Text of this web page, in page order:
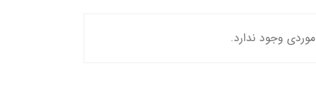
موردی وجود ندارد.